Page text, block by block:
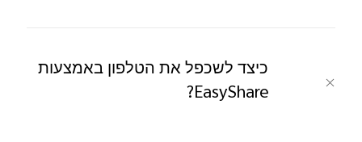
כיצד לשכפל את הטלפון באמצעות
‎EasyShare‎‏?